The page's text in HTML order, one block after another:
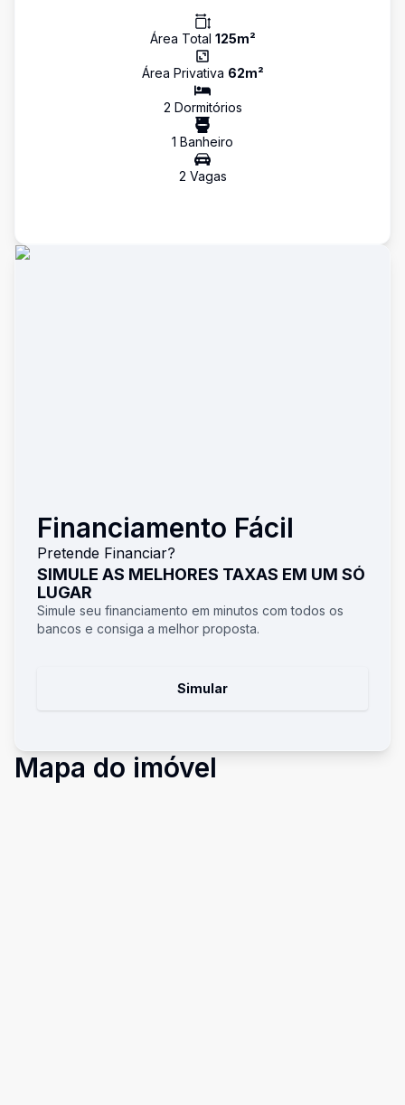
Área Total 125m²
Área Privativa 62m²
2 Dormitórios
1 Banheiro
2 Vagas
Financiamento Fácil
Pretende Financiar?
SIMULE AS MELHORES TAXAS EM UM SÓ
LUGAR
Simule seu financiamento em minutos com todos os
bancos e consiga a melhor proposta.
Simular
Mapa do imóvel